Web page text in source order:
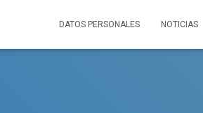
DATOS PERSONALES NOTICIAS